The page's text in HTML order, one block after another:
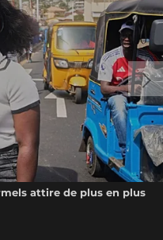
attire de plus en plus